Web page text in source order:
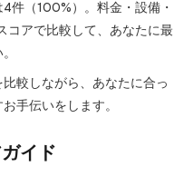
件（100%）。料金・設備・
コアで比較して、あなたに最
較しながら、あなたに合っ
手伝いをします。
イド